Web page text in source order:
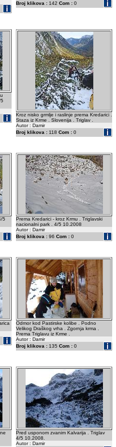
Broj klikova : 142 Com : 0
Kroz nisko grmlje i raslinje prema Kredarici .
Staza iz Krme . Slovenija . Triglav .
Autor : Damir
Broj klikova : 118 Com : 0
5
Prema Kredarici - kroz Krmu . Triglavski
nacionalni park . 4/5 10.2008
Autor : Damir
Broj klikova : 96 Com : 0
Odmor kod Pastirske kolibe . Podno
Velikog Draškog vrha . Zgornja krma .
Prema Triglavu iz Krme .
Autor : Damir
Broj klikova : 135 Com : 0
Pred usponom zvanim Kalvarija . Triglav
4/5 10.2008.
Autor : Damir